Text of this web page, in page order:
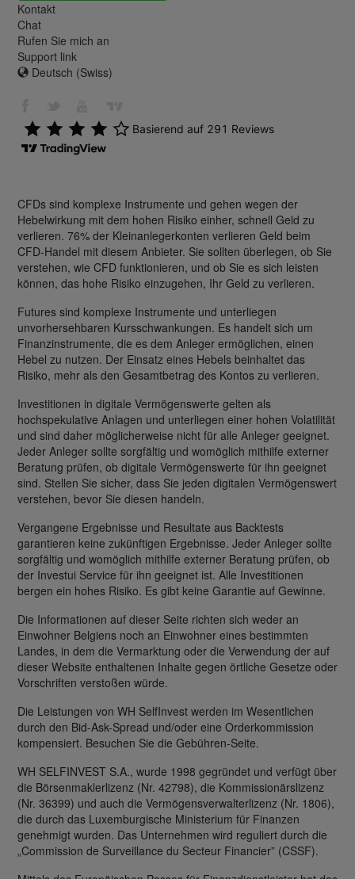
Kontakt
Chat
Rufen Sie mich an
Support link
Deutsch (Swiss)
CFDs sind komplexe Instrumente und gehen wegen der
Hebelwirkung mit dem hohen Risiko einher, schnell Geld zu
verlieren. 76% der Kleinanlegerkonten verlieren Geld beim
CFD-Handel mit diesem Anbieter. Sie sollten überlegen, ob Sie
verstehen, wie CFD funktionieren, und ob Sie es sich leisten
können, das hohe Risiko einzugehen, Ihr Geld zu verlieren.
Futures sind komplexe Instrumente und unterliegen
unvorhersehbaren Kursschwankungen. Es handelt sich um
Finanzinstrumente, die es dem Anleger ermöglichen, einen
Hebel zu nutzen. Der Einsatz eines Hebels beinhaltet das
Risiko, mehr als den Gesamtbetrag des Kontos zu verlieren.
Investitionen in digitale Vermögenswerte gelten als
hochspekulative Anlagen und unterliegen einer hohen Volatilität
und sind daher möglicherweise nicht für alle Anleger geeignet.
Jeder Anleger sollte sorgfältig und womöglich mithilfe externer
Beratung prüfen, ob digitale Vermögenswerte für ihn geeignet
sind. Stellen Sie sicher, dass Sie jeden digitalen Vermögenswert
verstehen, bevor Sie diesen handeln.
Vergangene Ergebnisse und Resultate aus Backtests
garantieren keine zukünftigen Ergebnisse. Jeder Anleger sollte
sorgfältig und womöglich mithilfe externer Beratung prüfen, ob
der Investui Service für ihn geeignet ist. Alle Investitionen
bergen ein hohes Risiko. Es gibt keine Garantie auf Gewinne.
Die Informationen auf dieser Seite richten sich weder an
Einwohner Belgiens noch an Einwohner eines bestimmten
Landes, in dem die Vermarktung oder die Verwendung der auf
dieser Website enthaltenen Inhalte gegen örtliche Gesetze oder
Vorschriften verstoßen würde.
Die Leistungen von WH SelfInvest werden im Wesentlichen
durch den Bid-Ask-Spread und/oder eine Orderkommission
kompensiert. Besuchen Sie die Gebühren-Seite.
WH SELFINVEST S.A., wurde 1998 gegründet und verfügt über
die Börsenmaklerlizenz (Nr. 42798), die Kommissionärslizenz
(Nr. 36399) und auch die Vermögensverwalterlizenz (Nr. 1806),
die durch das Luxemburgische Ministerium für Finanzen
genehmigt wurden. Das Unternehmen wird reguliert durch die
„Commission de Surveillance du Secteur Financier” (CSSF).